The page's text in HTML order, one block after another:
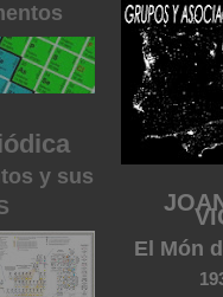
El Món
y sus